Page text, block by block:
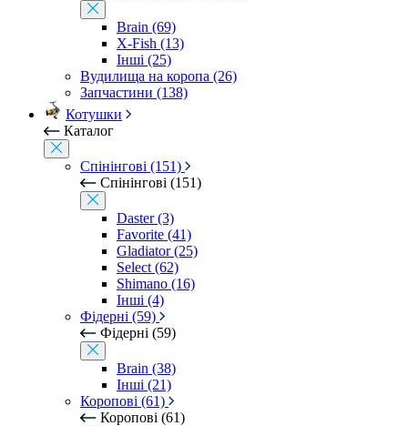
Brain (69)
X-Fish (13)
Інші (25)
Вудилища на коропа (26)
Запчастини (138)
Котушки
Каталог
Спінінгові (151)
Спінінгові (151)
Daster (3)
Favorite (41)
Gladiator (25)
Select (62)
Shimano (16)
Інші (4)
Фідерні (59)
Фідерні (59)
Brain (38)
Інші (21)
Коропові (61)
Коропові (61)